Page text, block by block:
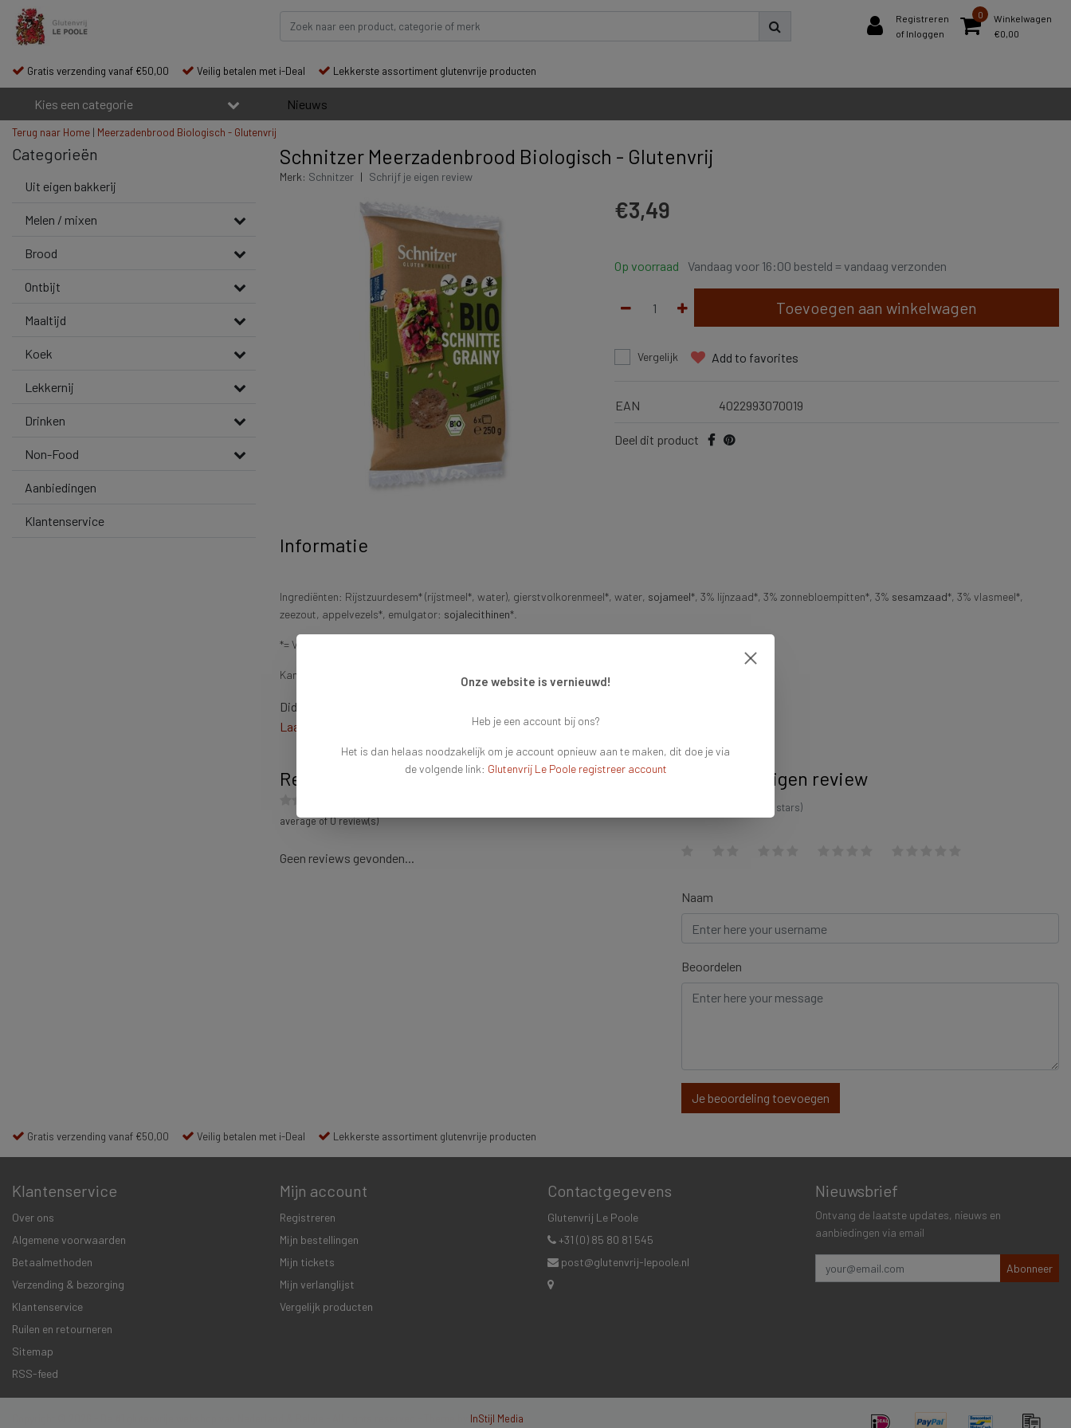
Registreren
of Inloggen
0
Winkelwagen
€0,00
Gratis verzending vanaf €50,00 Veilig betalen met i-Deal Lekkerste assortiment glutenvrije producten
Kies een categorie Nieuws
Terug naar Home | Meerzadenbrood Biologisch - Glutenvrij
Categorieën
Uit eigen bakkerij
Melen / mixen
Brood
Ontbijt
Maaltijd
Koek
Lekkernij
Drinken
Non-Food
Aanbiedingen
Klantenservice
Schnitzer Meerzadenbrood Biologisch - Glutenvrij
Merk: Schnitzer | Schrijf je eigen review
€3,49
Op voorraad Vandaag voor 16:00 besteld = vandaag verzonden
Toevoegen aan winkelwagen
Vergelijk Add to favorites
EAN 4022993070019
Deel dit product
Informatie
Ingrediënten: Rijstzuurdesem* (rijstmeel*, water), gierstvolkorenmeel*, water, sojameel*, 3% lijnzaad*, 3% zonnebloempitten*, 3% sesamzaad*, 3% vlasmeel*,
zeezout, appelvezels*, emulgator: sojalecithinen*.
*= Van gecontroleerde biologische teelt.
Kan sporen bevatten van
Didn't find what you're looking for?
Laat ons helpen!
Reviews
average of 0 review(s)
Geen reviews gevonden...
Schrijf je eigen review
(Select an amount of stars)
Naam
Beoordelen
Je beoordeling toevoegen
Gratis verzending vanaf €50,00 Veilig betalen met i-Deal Lekkerste assortiment glutenvrije producten
Klantenservice
Over ons
Algemene voorwaarden
Betaalmethoden
Verzending & bezorging
Klantenservice
Ruilen en retourneren
Sitemap
RSS-feed
Mijn account
Registreren
Mijn bestellingen
Mijn tickets
Mijn verlanglijst
Vergelijk producten
Contactgegevens
Glutenvrij Le Poole
+31 (0) 85 80 81 545
post@glutenvrij-lepoole.nl
Nieuwsbrief
Ontvang de laatste updates, nieuws en
aanbiedingen via email
Abonneer
InStijl Media
Onze website is vernieuwd!
Heb je een account bij ons?
Het is dan helaas noodzakelijk om je account opnieuw aan te maken, dit doe je via
de volgende link: Glutenvrij Le Poole registreer account